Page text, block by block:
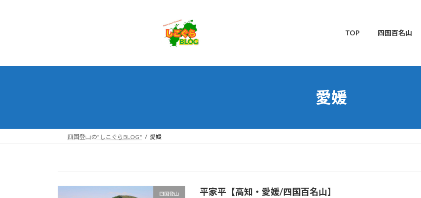
へ
ョ
TOP 四国百名山
愛媛
四国登山の"しこぐらBLOG" 愛媛
四国登山 平家平【高知・愛媛/四国百名山】